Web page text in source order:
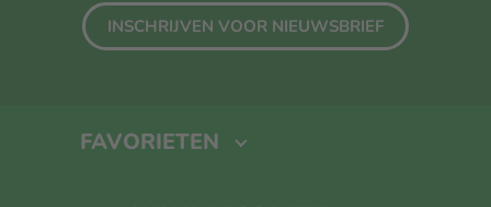
INSCHRIJVEN VOOR NIEUWSBRIEF
FAVORIETEN